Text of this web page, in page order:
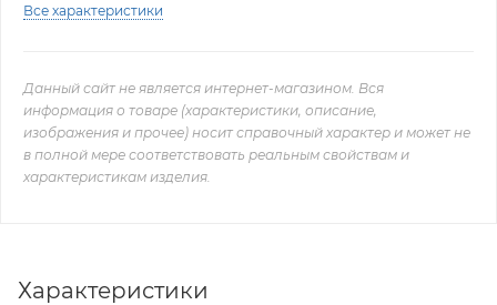
Все характеристики
Данный сайт не является интернет-магазином. Вся
информация о товаре (характеристики, описание,
изображения и прочее) носит справочный характер и может не
в полной мере соответствовать реальным свойствам и
характеристикам изделия.
Характеристики